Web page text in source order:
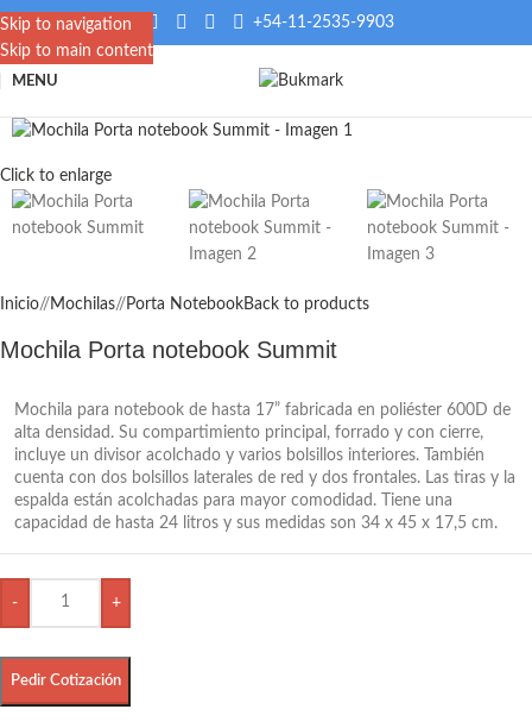
Skip to navigation
Skip to main content
+54-11-2535-9903
MENU
Click to enlarge
Inicio/ Mochilas/ Porta NotebookBack to products
Mochila Porta notebook Summit
Mochila para notebook de hasta 17” fabricada en poliéster 600D de
alta densidad. Su compartimiento principal, forrado y con cierre,
incluye un divisor acolchado y varios bolsillos interiores. También
cuenta con dos bolsillos laterales de red y dos frontales. Las tiras y la
espalda están acolchadas para mayor comodidad. Tiene una
capacidad de hasta 24 litros y sus medidas son 34 x 45 x 17,5 cm.
- +
Pedir Cotización